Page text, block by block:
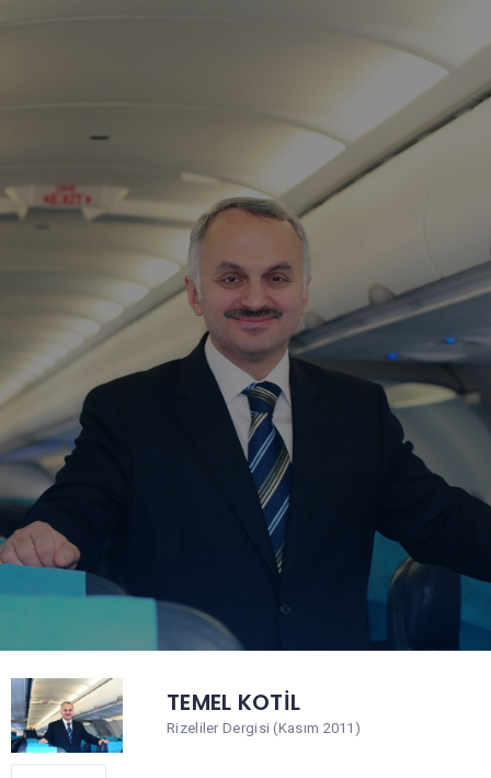
TEMEL KOTİL
Rizeliler Dergisi (Kasım 2011)